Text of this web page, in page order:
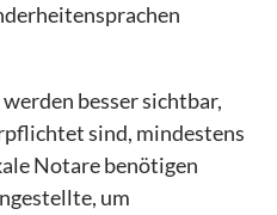
werden besser sichtbar,
sind, mindestens
Notare benötigen
um